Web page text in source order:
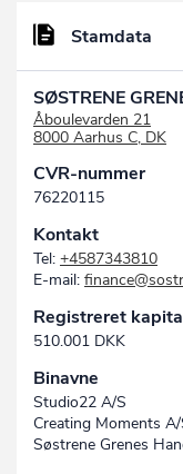
Stamdata
SØSTRENE
Åboulevarden 21
8000 Aarhus C, DK
CVR-nummer
76220115
Kontakt
Tel: +4587343810
E-mail:
Registreret
510.001 DKK
Binavne
Studio22 A/S
Creating Moments A/
Søstrene Grenes